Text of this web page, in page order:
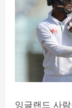
잉글랜드 사